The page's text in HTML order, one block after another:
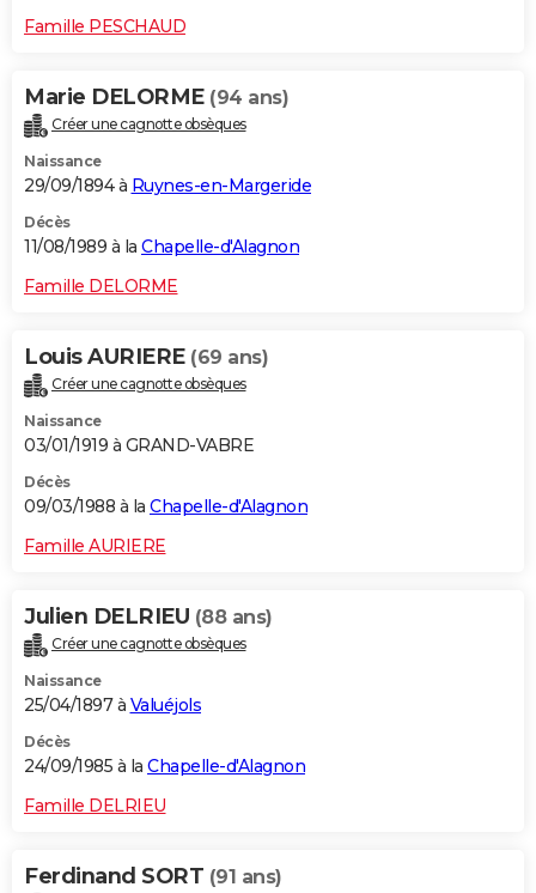
Famille PESCHAUD
Marie DELORME (94 ans)
Créer une cagnotte obsèques
Naissance
29/09/1894 à Ruynes-en-Margeride
Décès
11/08/1989 à la Chapelle-d'Alagnon
Famille DELORME
Louis AURIERE (69 ans)
Créer une cagnotte obsèques
Naissance
03/01/1919 à GRAND-VABRE
Décès
09/03/1988 à la Chapelle-d'Alagnon
Famille AURIERE
Julien DELRIEU (88 ans)
Créer une cagnotte obsèques
Naissance
25/04/1897 à Valuéjols
Décès
24/09/1985 à la Chapelle-d'Alagnon
Famille DELRIEU
Ferdinand SORT (91 ans)